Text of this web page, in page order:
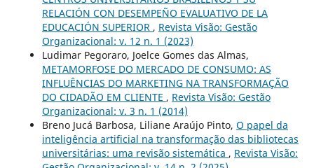
RELACIÓN CON DESEMPEÑO EVALUATIVO DE LA
EDUCACIÓN SUPERIOR , Revista Visão: Gestão
Organizacional: v. 12 n. 1 (2023)
Ludimar Pegoraro, Joelce Gomes das Almas,
METAMORFOSE DO MERCADO DE CONSUMO: AS
INFLUÊNCIAS DO MARKETING NA TRANSFORMAÇÃO
DO CIDADÃO EM CLIENTE , Revista Visão: Gestão
Organizacional: v. 3 n. 1 (2014)
Breno Jucá Barbosa, Liliane Araújo Pinto, O papel da
inteligência artificial na transformação das bibliotecas
universitárias: uma revisão sistemática , Revista Visão: